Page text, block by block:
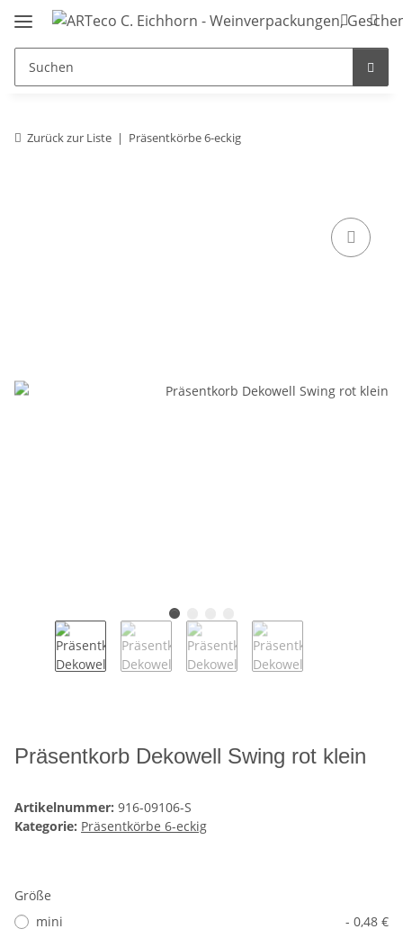
Zurück zur Liste Präsentkörbe 6-eckig
Präsentkorb Dekowell Swing rot klein
Artikelnummer: 916-09106-S
Kategorie: Präsentkörbe 6-eckig
Größe
mini
- 0,48 €